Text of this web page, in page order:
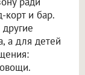
корт и бар.
а для детей